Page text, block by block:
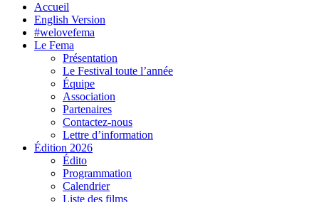
Accueil
English Version
#welovefema
Le Fema
Présentation
Le Festival toute l’année
Équipe
Association
Partenaires
Contactez-nous
Lettre d’information
Édition 2026
Édito
Programmation
Calendrier
Liste des films